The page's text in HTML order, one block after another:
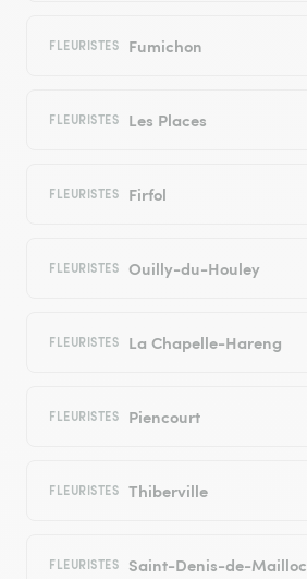
FLEURISTES Fumichon
FLEURISTES Les Places
FLEURISTES Firfol
FLEURISTES Ouilly-du-Houley
FLEURISTES La Chapelle-Hareng
FLEURISTES Piencourt
FLEURISTES Thiberville
FLEURISTES Saint-Denis-de-Mailloc